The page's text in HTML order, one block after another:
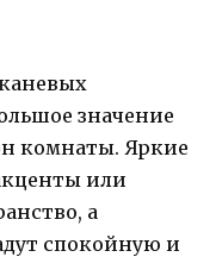
значение
комнаты. Яркие
или
а
спокойную и